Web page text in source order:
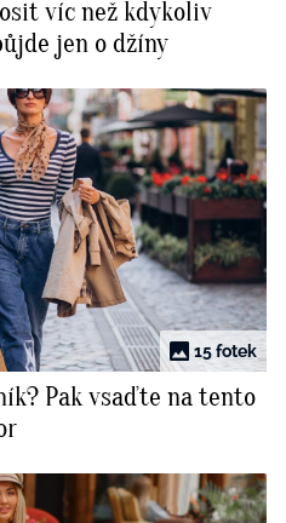
víc než kdykoliv
jen o džíny
15 fotek
Pak vsaďte na tento